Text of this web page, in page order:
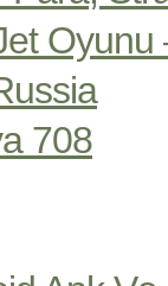
Oyunu
708